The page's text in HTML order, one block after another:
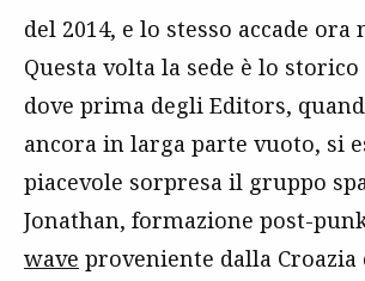
del 2014, e lo stesso accade ora
Questa volta la sede è lo storico
dove prima degli Editors,
ancora in larga parte vuoto, si
piacevole sorpresa il gruppo
Jonathan, formazione post-
wave proveniente dalla Croazia